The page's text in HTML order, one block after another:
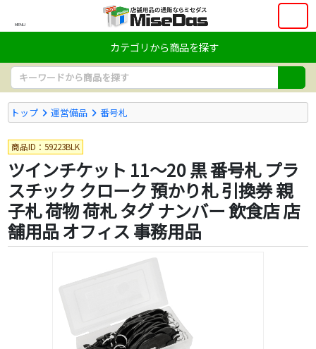
MENU
カテゴリから商品を探す
トップ 運営備品 番号札
商品ID：59223BLK
ツインチケット 11～20 黒 番号札 プラ
スチック クローク 預かり札 引換券 親
子札 荷物 荷札 タグ ナンバー 飲食店 店
舗用品 オフィス 事務用品